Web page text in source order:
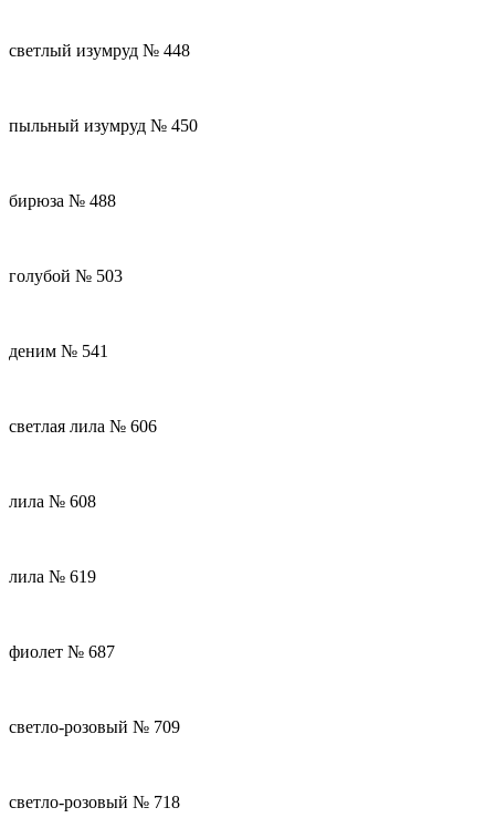
светлый изумруд № 448
пыльный изумруд № 450
бирюза № 488
голубой № 503
деним № 541
светлая лила № 606
лила № 608
лила № 619
фиолет № 687
светло-розовый № 709
светло-розовый № 718